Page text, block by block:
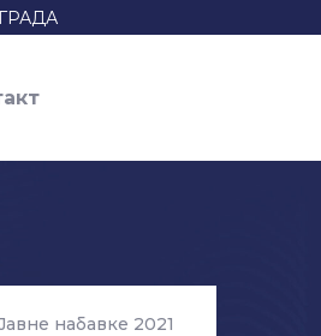
набавке 2021